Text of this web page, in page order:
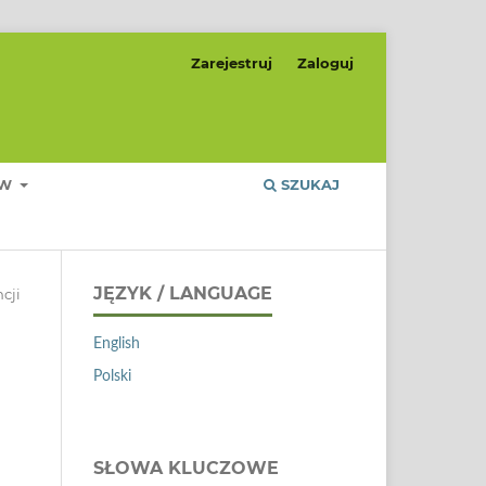
SZUKAJ
Zarejestruj Zaloguj
JĘZYK / LANGUAGE
English
Polski
SŁOWA KLUCZOWE